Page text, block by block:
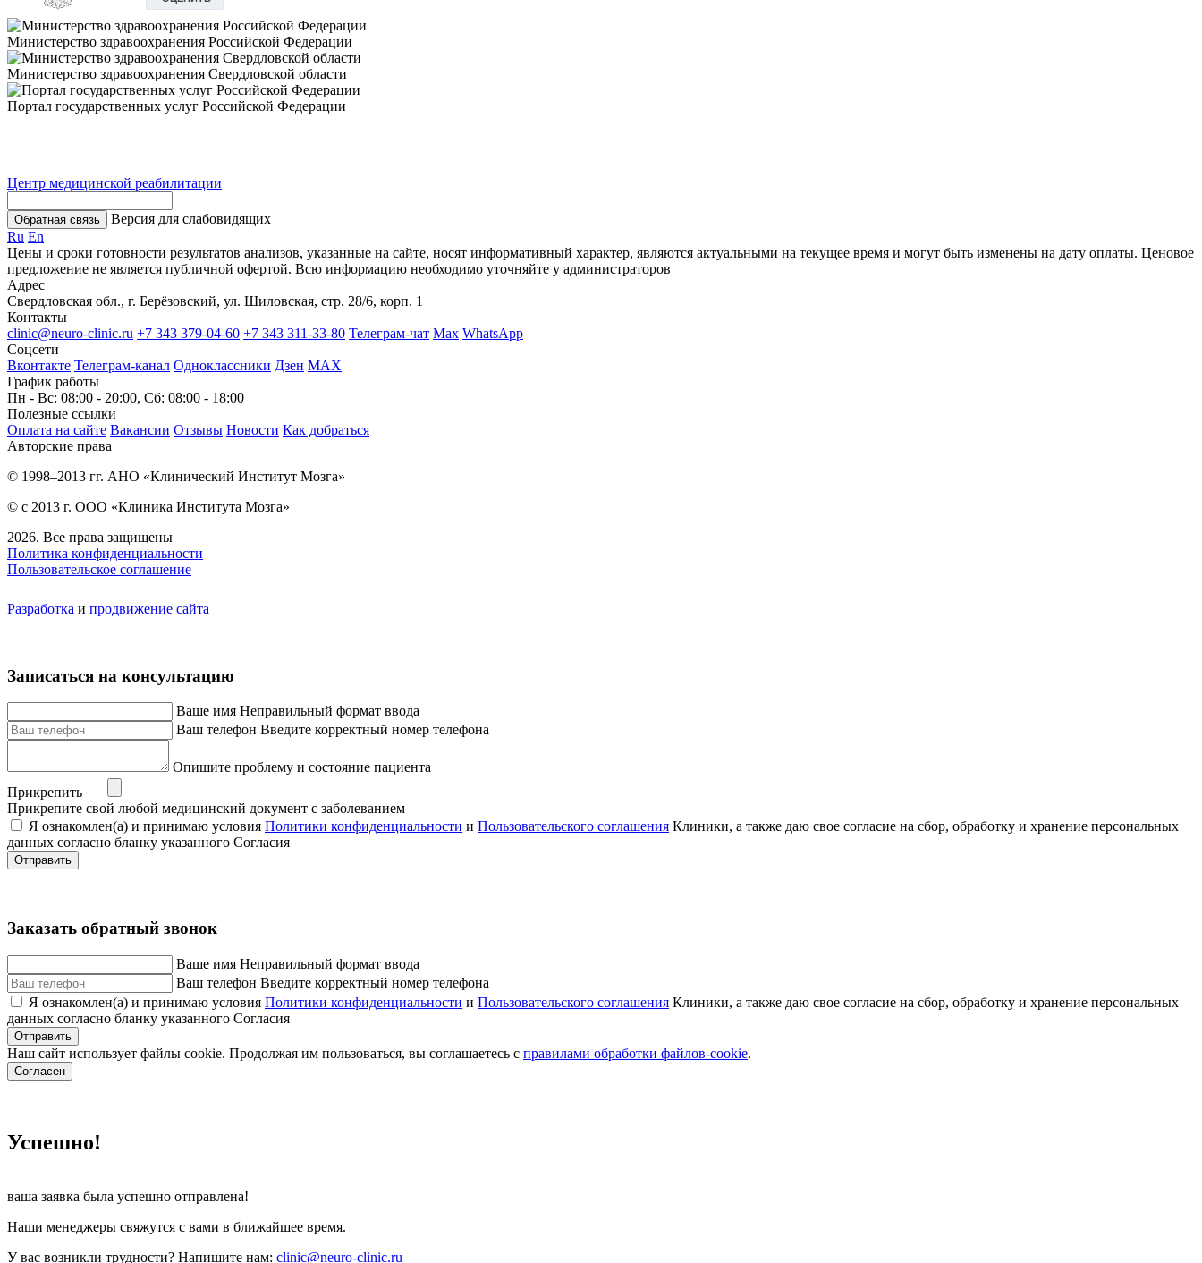
Министерство здравоохранения Российской Федерации
Министерство здравоохранения Свердловской области
Портал государственных услуг Российской Федерации
Центр медицинской реабилитации
Обратная связь
Версия для слабовидящих
Ru En
Цены и сроки готовности результатов анализов, указанные на сайте, носят информативный характер, являются актуальными на текущее время и могут быть изменены на дату оплаты. Ценовое
предложение не является публичной офертой. Всю информацию необходимо уточняйте у администраторов
Адрес
Свердловская обл., г. Берёзовский, ул. Шиловская, стр. 28/6, корп. 1
Контакты
clinic@neuro-clinic.ru +7 343 379-04-60 +7 343 311-33-80 Телеграм-чат Max WhatsApp
Соцсети
Вконтакте Телеграм-канал Одноклассники Дзен МАХ
График работы
Пн - Вс: 08:00 - 20:00, Сб: 08:00 - 18:00
Полезные ссылки
Оплата на сайте Вакансии Отзывы Новости Как добраться
Авторские права
© 1998–2013 гг. АНО «Клинический Институт Мозга»
© с 2013 г. ООО «Клиника Института Мозга»
2026. Все права защищены
Политика конфиденциальности
Пользовательское соглашение
Разработка и продвижение сайта
Записаться на консультацию
Ваше имя Неправильный формат ввода
Ваш телефон Введите корректный номер телефона
Опишите проблему и состояние пациента
Прикрепить
Прикрепите свой любой медицинский документ с заболеванием
Я ознакомлен(а) и принимаю условия Политики конфиденциальности и Пользовательского соглашения Клиники, а также даю свое согласие на сбор, обработку и хранение персональных
данных согласно бланку указанного Согласия
Отправить
Заказать обратный звонок
Ваше имя Неправильный формат ввода
Ваш телефон Введите корректный номер телефона
Я ознакомлен(а) и принимаю условия Политики конфиденциальности и Пользовательского соглашения Клиники, а также даю свое согласие на сбор, обработку и хранение персональных
данных согласно бланку указанного Согласия
Отправить
Наш сайт использует файлы cookie. Продолжая им пользоваться, вы соглашаетесь c правилами обработки файлов-cookie.
Согласен
Успешно!
ваша заявка была успешно отправлена!
Наши менеджеры свяжутся с вами в ближайшее время.
У вас возникли трудности? Напишите нам: clinic@neuro-clinic.ru